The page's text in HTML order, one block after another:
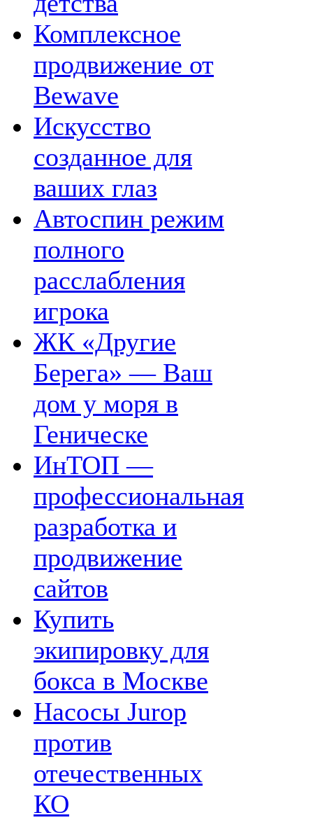
Комплексное
продвижение от
Bewave
Искусство
созданное для
ваших глаз
Автоспин режим
полного
расслабления
игрока
ЖК «Другие
Берега» — Ваш
дом у моря в
Геническе
ИнТОП —
профессиональная
разработка и
продвижение
сайтов
Купить
экипировку для
бокса в Москве
Насосы Jurop
против
отечественных
КО